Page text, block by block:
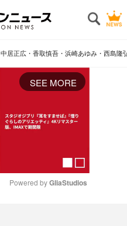
中居正広・香取慎吾・浜崎あゆみ・西島
SEE MORE
Powered by GliaStudios